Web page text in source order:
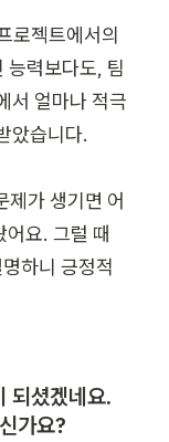
로젝트에서의
능력보다도, 팀
서 얼마나 적극
았습니다.
제가 생기면 어
어요. 그럴 때
하니 긍정적
되셨겠네요.
가요?